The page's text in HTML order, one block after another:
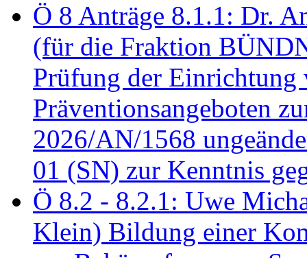
Ö 8 Anträge 8.1.1: Dr.
(für die Fraktion
Prüfung der Einrichtung
Präventionsangeboten
2026/AN/1568
01 (SN) zur Kenntnis
Ö 8.2 - 8.2.1: Uwe
Klein) Bildung einer